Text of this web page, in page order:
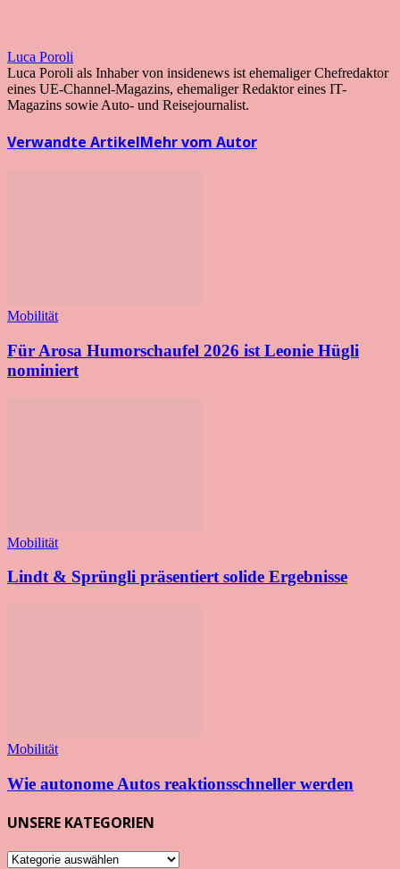
Luca Poroli
Luca Poroli als Inhaber von insidenews ist ehemaliger Chefredaktor
eines UE-Channel-Magazins, ehemaliger Redaktor eines IT-
Magazins sowie Auto- und Reisejournalist.
Verwandte ArtikelMehr vom Autor
Mobilität
Für Arosa Humorschaufel 2026 ist Leonie Hügli
nominiert
Mobilität
Lindt & Sprüngli präsentiert solide Ergebnisse
Mobilität
Wie autonome Autos reaktionsschneller werden
UNSERE KATEGORIEN
UNSERE